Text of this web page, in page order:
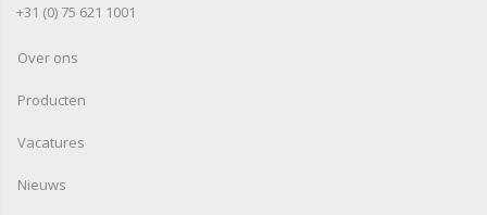
+31 (0) 75 621 1001
Over ons
Producten
Vacatures
Nieuws